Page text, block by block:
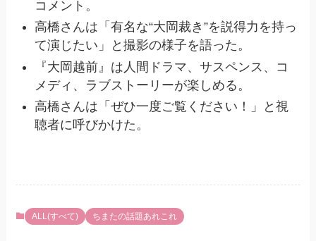
コメント。
高橋さんは「有名な“大岡裁き”を説得力を持っ
て演じたい」と撮影の様子を語った。
『大岡越前』は人間ドラマ、サスペンス、コ
メディ、ラブストーリーが楽しめる。
高橋さんは「ぜひ一度ご覧ください！」と視
聴者に呼びかけた。
ALL(すべて) ちまたの話題あれこれ